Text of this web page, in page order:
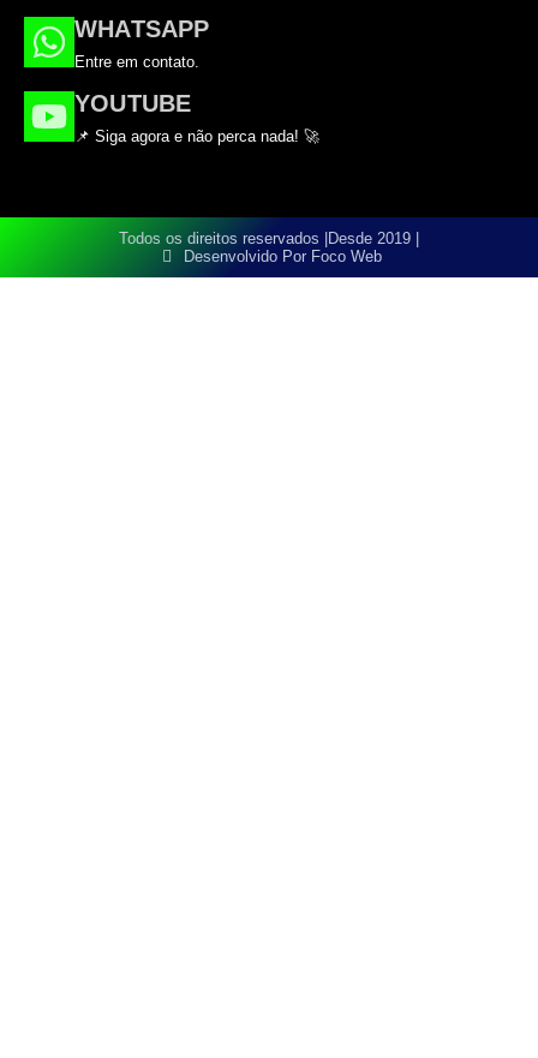
WHATSAPP
Entre em contato.
YOUTUBE
📌 Siga agora e não perca nada! 🚀
Todos os direitos reservados |
Desde 2019 |
Desenvolvido Por Foco Web